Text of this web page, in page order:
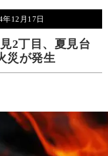
年12月17日
2丁目、夏見台
災が発生